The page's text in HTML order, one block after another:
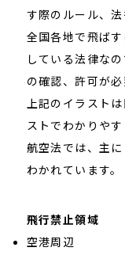
す際のルール、法
全国各地で飛ば
している法律な
の確認、許可が必
上記のイラスト
ストでわかりやす
航空法では、主
わかれています。
飛行禁止領域
空港周辺